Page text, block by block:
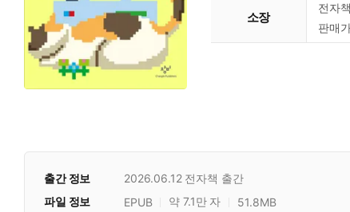
소장
전자
판매
출간 정보 2026.06.12 전자책 출간
파일 정보
EPUB 약 7.1만 자 51.8MB